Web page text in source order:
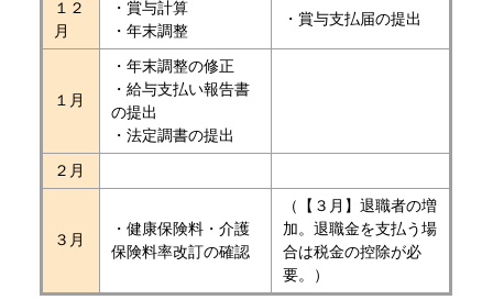
１２
月
・賞与計算
・年末調整
・賞与支払届の提出
１月
・年末調整の修正
・給与支払い報告書
の提出
・法定調書の提出
２月
３月
・健康保険料・介護
保険料率改訂の確認
（【３月】退職者の増
加。退職金を支払う場
合は税金の控除が必
要。）